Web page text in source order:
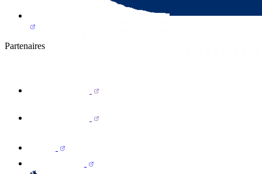
Partenaires